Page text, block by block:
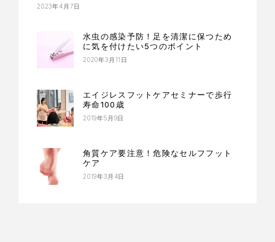
2023年4月7日
水虫の感染予防！足を清潔に保つため
に気を付けたい5つのポイント
2020年3月11日
エイジレスフットケアセミナーで歩行
寿命100歳
2019年5月9日
角質ケア要注意！危険なセルフフット
ケア
2019年3月4日